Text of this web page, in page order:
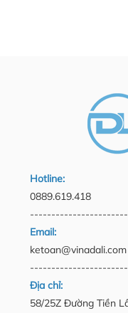
Hotline:
0889.619.418
Email:
ketoan@vinadali.com
Địa chỉ:
58/25Z Đường Tiền